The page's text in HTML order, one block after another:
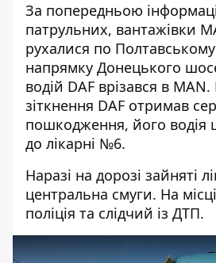
За попередньою
патрульних, вантажівки
рухалися по
напрямку Донецького
водій DAF врізався в MAN.
зіткнення DAF отримав
пошкодження, його водія
до лікарні №6.
Наразі на дорозі зайняті
центральна смуги. На
поліція та слідчий із ДТП.